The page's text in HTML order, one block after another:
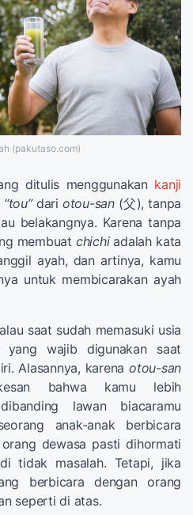
(pakutaso.com)
ditulis menggunakan kanji
“tou”dari otou-san(父), tanpa
belakangnya. Karena tanpa
membuat chichiadalah kata
ayah, dan artinya, kamu
untuk membicarakan ayah
saat sudah memasuki usia
yang wajib digunakan saat
Alasannya, karena otou-san
bahwa kamu lebih
lawan biacaramu
anak-anak berbicara
dewasa pasti dihormati
tidak masalah. Tetapi, jika
berbicara dengan orang
seperti di atas.